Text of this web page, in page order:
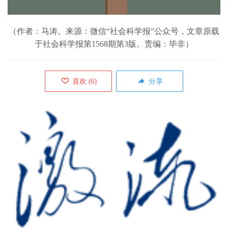
（作者：马涛。来源：微信“社会科学报”公众号，文章原载
于社会科学报第1568期第3版。责编：毕非）
喜欢 (6) 分享